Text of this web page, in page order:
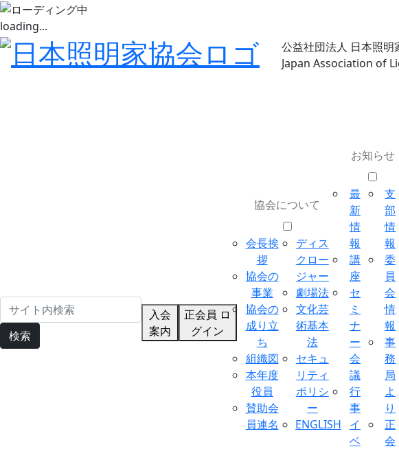
loading...
公益社団法人 日本照明
Japan Association of
検索
入会
案内
正会員 ロ
グイン
協会について
会長挨
拶
協会の
事業
協会の
成り立
ち
組織図
本年度
役員
賛助会
員連名
ディス
クロー
ジャー
劇場法
文化芸
術基本
法
セキュ
リティ
ポリシ
ー
ENGLISH
お知らせ
最
新
情
報
講
座
セ
ミ
ナ
ー
会
議
行
事
イ
ベ
支
部
情
報
委
員
会
情
報
事
務
局
よ
り
正
会